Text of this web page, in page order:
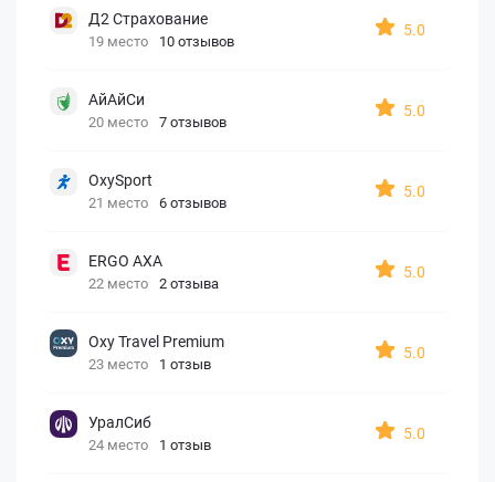
Д2 Страхование
19 место 10 отзывов
5.0
АйАйСи
20 место 7 отзывов
5.0
OxySport
21 место 6 отзывов
5.0
ERGO AXA
22 место 2 отзыва
5.0
Oxy Travel Premium
23 место 1 отзыв
5.0
УралСиб
24 место 1 отзыв
5.0